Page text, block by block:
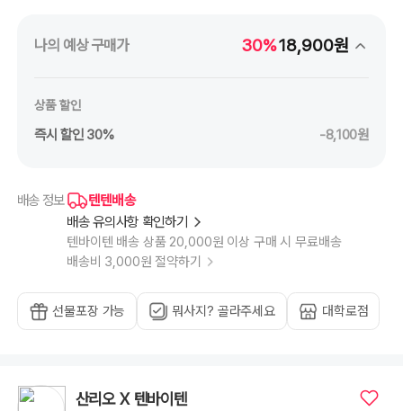
나의 예상 구매가 30%18,900원
상품 할인
즉시 할인 30% -8,100원
배송 정보
텐텐배송
배송 유의사항 확인하기
텐바이텐 배송 상품 20,000원 이상 구매 시 무료배송
배송비 3,000원 절약하기
선물포장 가능 뭐사지? 골라주세요 대학로점
산리오 X 텐바이텐